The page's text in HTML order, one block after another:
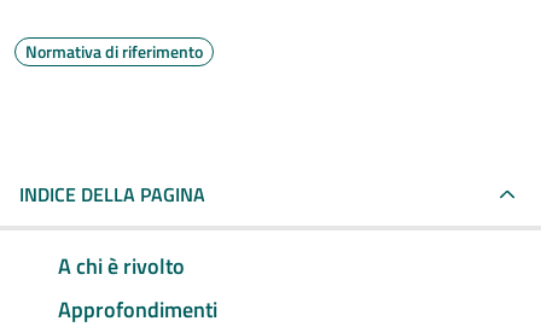
Normativa di riferimento
INDICE DELLA PAGINA
A chi è rivolto
Approfondimenti